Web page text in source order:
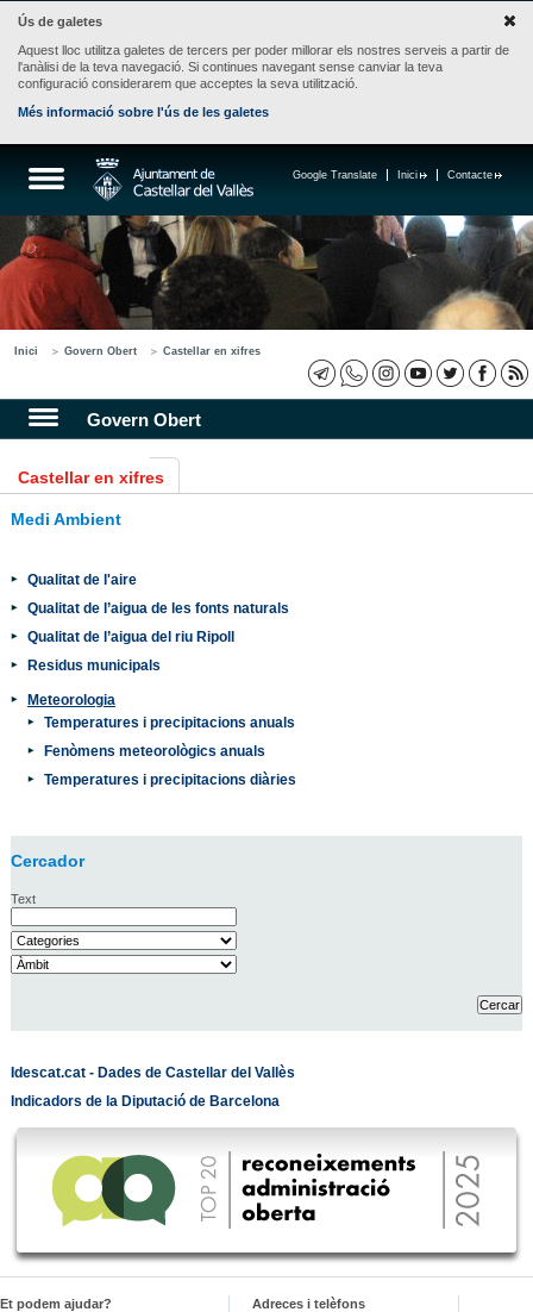
Ús de galetes
Aquest lloc utilitza galetes de tercers per poder millorar els nostres serveis a partir de
l'anàlisi de la teva navegació. Si continues navegant sense canviar la teva
configuració considerarem que acceptes la seva utilització.
Més informació sobre l'ús de les galetes
Contacte
Inici
Google Translate
Inici Govern Obert Castellar en xifres
Govern Obert
Castellar en xifres
Medi Ambient
Qualitat de l'aire
Qualitat de l’aigua de les fonts naturals
Qualitat de l’aigua del riu Ripoll
Residus municipals
Meteorologia
Temperatures i precipitacions anuals
Fenòmens meteorològics anuals
Temperatures i precipitacions diàries
Cercador
Text
Idescat.cat - Dades de Castellar del Vallès
Indicadors de la Diputació de Barcelona
Et podem ajudar?
Adreces i telèfons